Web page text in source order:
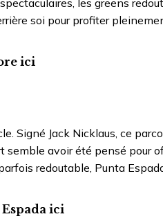
les greens
soi pour profiter
ici
Signé Jack Nicklaus, ce
semble avoir été pensé pour
redoutable, Punta
ici